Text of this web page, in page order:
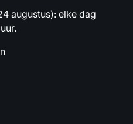
augustus): elke dag